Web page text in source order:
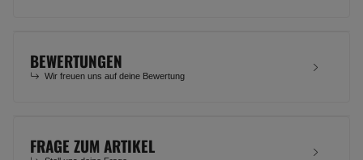
BEWERTUNGEN
Wir freuen uns auf deine Bewertung
FRAGE ZUM ARTIKEL